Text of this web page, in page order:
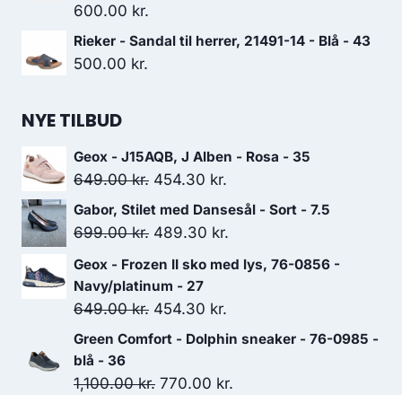
1,200.00 kr..840.00 kr..
600.00 kr.
Rieker - Sandal til herrer, 21491-14 - Blå - 43
500.00 kr.
NYE TILBUD
Geox - J15AQB, J Alben - Rosa - 35
649.00kr. Den
oprindelige
pris
649.00 kr..
454.30 kr.
aktuelle
454.30 kr..
Gabor, Stilet med Dansesål - Sort - 7.5
699.00kr. Den
oprindelige
pris
var:
489.30 kr.
aktuelle
Geox - Frozen II sko med lys, 76-0856 -
Navy/platinum - 27
649.00kr. Den
oprindelige
var:
454.30 kr.
aktuelle
er:
Green Comfort - Dolphin sneaker - 76-0985 -
blå - 36
1,100.00kr. Den
770.00 kr.